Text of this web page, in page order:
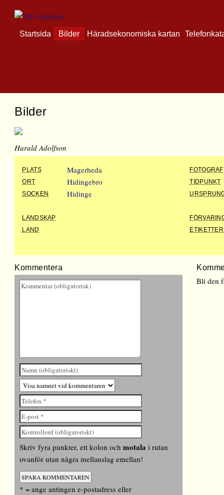
Startsida Bilder Häradsekonomiska kartan
Bilder
Harald Adolfson
PLATS Magerheda
FOTOGRAF
ORT
Hidingebro
TIDPUNKT
SOCKEN
Hidinge
LANDSKAP
LAND
ETIKETTER
Kommentera
Skriv fyra punkter, ett kolon ochmotala i rutan
ovanför utan några mellanslag emellan!
* = ange antingen e-postadress eller
Bli den